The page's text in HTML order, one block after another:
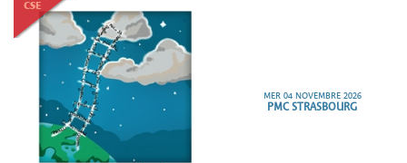
MER 04 NOVEMBRE 2026
PMC STRASBOURG